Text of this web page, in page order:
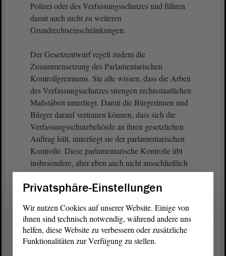
Polizei oder des Verfassungsschutzes und führen
damit auch nicht zu weiteren
Grundrechtseinschränkungen.
Der Gesetzentwurf regelt zudem die
Zusammensetzung des Parlamentarischen
Kontrollgremiums. Sie alle wissen, dass die Arbeit
des Verfassungsschutzes strengen rechtsstaatlichen
Maßstäben unterliegt. Damit die Bürgerinnen und
Bürger darauf vertrauen können, dass sich die
Verfassungsschutzbehörde an ihren gesetzlichen
Auftrag hält, unterliegt sie der parlamentarischen
Kontrolle. Diese parlamentarische Kontrolle übt
insbesondere, aber eben auch nicht ausschließlich
das Parlamentarische Kontrollgremium aus. Die
Ausgestaltung des Parlamentarischen
ureigenes parlamentarisches Recht und dazu sollte
dieExekutivedemütig schweigen.
Privatsphäre-Einstellungen
Wir nutzen Cookies auf unserer Website. Einige von
ihnen sind technisch notwendig, während andere uns
helfen, diese Website zu verbessern oder zusätzliche
Funktionalitäten zur Verfügung zu stellen.